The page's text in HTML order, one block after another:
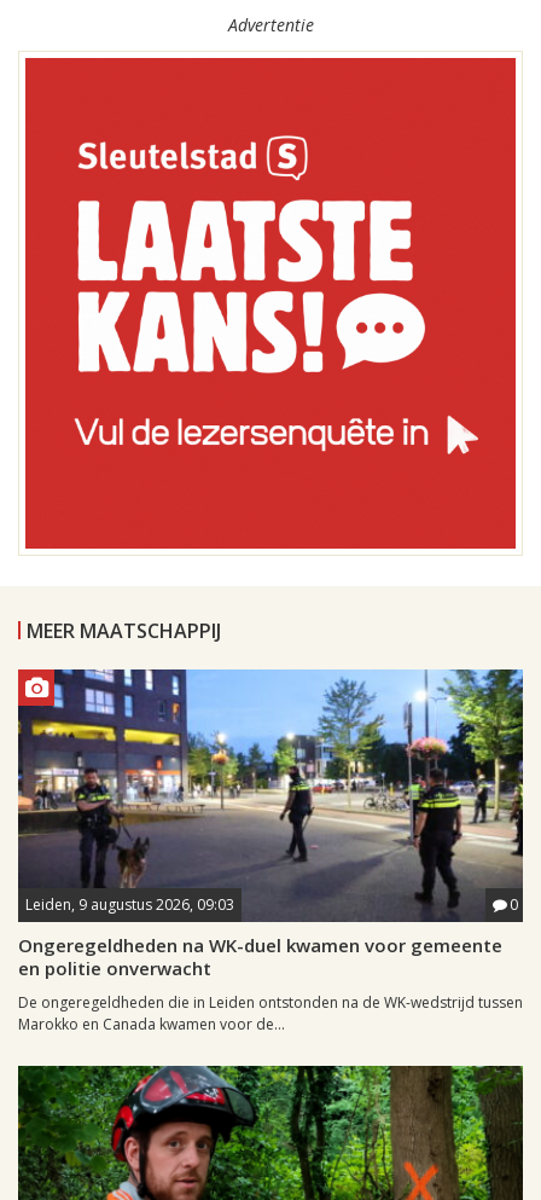
Advertentie
MEER MAATSCHAPPIJ
Leiden, 9 augustus 2026, 09:03 0
Ongeregeldheden na WK-duel kwamen voor gemeente
en politie onverwacht
De ongeregeldheden die in Leiden ontstonden na de WK-wedstrijd tussen
Marokko en Canada kwamen voor de...